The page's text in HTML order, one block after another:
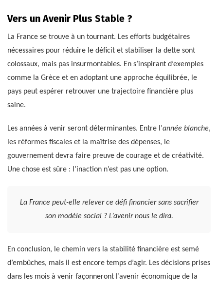
Vers un Avenir Plus Stable ?
La France se trouve à un tournant. Les efforts budgétaires
nécessaires pour réduire le déficit et stabiliser la dette sont
colossaux, mais pas insurmontables. En s’inspirant d’exemples
comme la Grèce et en adoptant une approche équilibrée, le
pays peut espérer retrouver une trajectoire financière plus
saine.
Les années à venir seront déterminantes. Entre l’année blanche,
les réformes fiscales et la maîtrise des dépenses, le
gouvernement devra faire preuve de courage et de créativité.
Une chose est sûre : l’inaction n’est pas une option.
La France peut-elle relever ce défi financier sans sacrifier
son modèle social ? L’avenir nous le dira.
En conclusion, le chemin vers la stabilité financière est semé
d’embûches, mais il est encore temps d’agir. Les décisions prises
dans les mois à venir façonneront l’avenir économique de la